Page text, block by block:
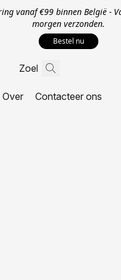
vanaf €99 binnen België -
morgen verzonden.
Bestel nu
Over Contacteer ons